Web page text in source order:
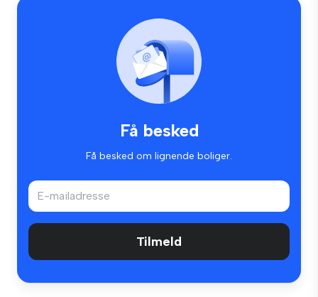
Få besked
Få besked om lignende boliger.
Tilmeld